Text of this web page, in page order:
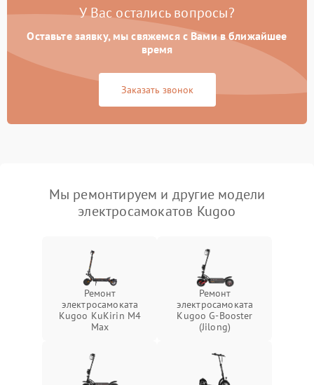
У Вас остались вопросы?
Оставьте заявку, мы свяжемся с Вами в ближайшее
время
Заказать звонок
Мы ремонтируем и другие модели
электросамокатов Kugoo
Ремонт
электросамоката
Kugoo KuKirin M4
Max
Ремонт
электросамоката
Kugoo G-Booster
(Jilong)